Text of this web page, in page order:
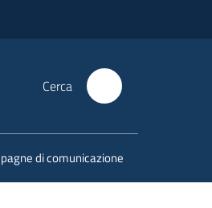
Cerca
di comunicazione